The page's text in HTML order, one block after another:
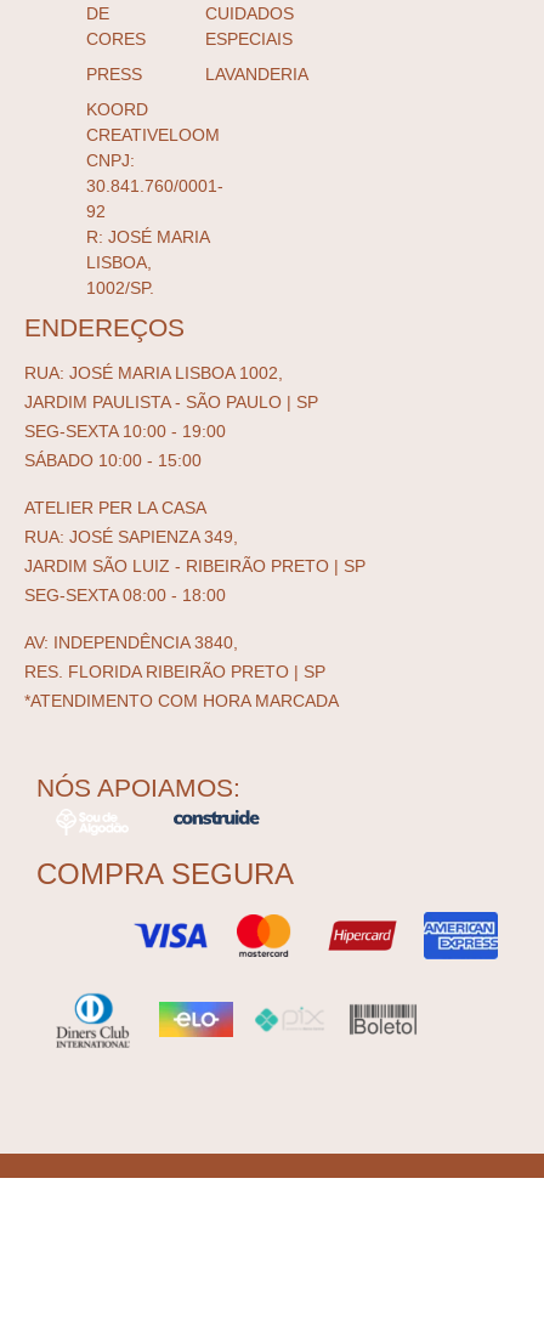
DE
CORES
PRESS
KOORD
CREATIVELOOM
CNPJ:
30.841.760/0001-
92
R: JOSÉ MARIA
LISBOA,
1002/SP.
CUIDADOS
ESPECIAIS
LAVANDERIA
ENDEREÇOS
RUA: JOSÉ MARIA LISBOA 1002,
JARDIM PAULISTA - SÃO PAULO | SP
SEG-SEXTA 10:00 - 19:00
SÁBADO 10:00 - 15:00
ATELIER PER LA CASA
RUA: JOSÉ SAPIENZA 349,
JARDIM SÃO LUIZ - RIBEIRÃO PRETO | SP
SEG-SEXTA 08:00 - 18:00
AV: INDEPENDÊNCIA 3840,
RES. FLORIDA RIBEIRÃO PRETO | SP
*ATENDIMENTO COM HORA MARCADA
NÓS APOIAMOS:
COMPRA SEGURA